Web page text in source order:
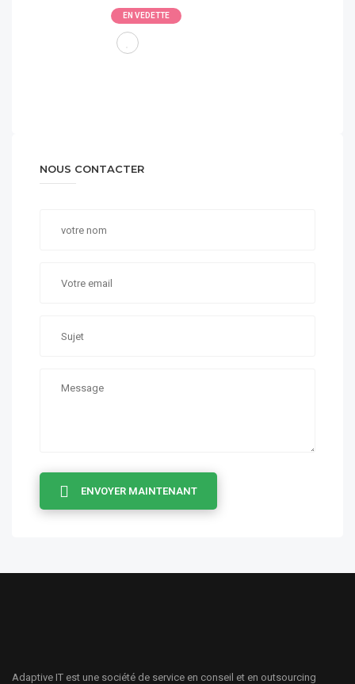
EN VEDETTE
NOUS CONTACTER
ENVOYER MAINTENANT
Adaptive IT est une société de service en conseil et en outsourcing